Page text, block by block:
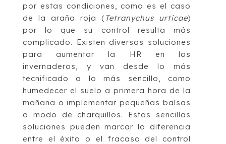
por estas condiciones, como es el caso
de la araña roja ( Tetranychus urticae)
por lo que su control resulta más
complicado. Existen diversas soluciones
para aumentar la HR en los
invernaderos, y van desde lo más
tecnificado a lo más sencillo, como
humedecer el suelo a primera hora de la
mañana o implementar pequeñas balsas
a modo de charquillos. Estas sencillas
soluciones pueden marcar la diferencia
entre el éxito o el fracaso del control